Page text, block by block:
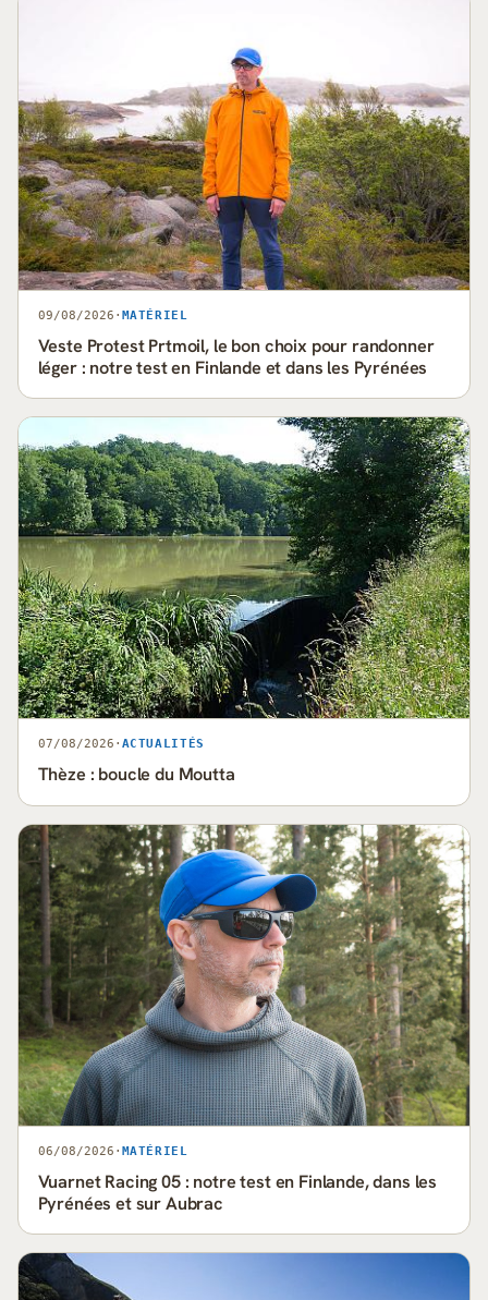
09/08/2026 · MATÉRIEL
Veste Protest Prtmoil, le bon choix pour randonner
léger : notre test en Finlande et dans les Pyrénées
07/08/2026 · ACTUALITÉS
Thèze : boucle du Moutta
06/08/2026 · MATÉRIEL
Vuarnet Racing 05 : notre test en Finlande, dans les
Pyrénées et sur Aubrac